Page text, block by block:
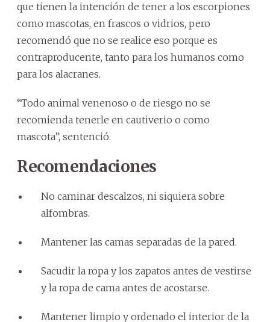
que tienen la intención de tener a los escorpiones
como mascotas, en frascos o vidrios, pero
recomendó que no se realice eso porque es
contraproducente, tanto para los humanos como
para los alacranes.
“Todo animal venenoso o de riesgo no se
recomienda tenerle en cautiverio o como
mascota”, sentenció.
Recomendaciones
No caminar descalzos, ni siquiera sobre
alfombras.
Mantener las camas separadas de la pared.
Sacudir la ropa y los zapatos antes de vestirse
y la ropa de cama antes de acostarse.
Mantener limpio y ordenado el interior de la